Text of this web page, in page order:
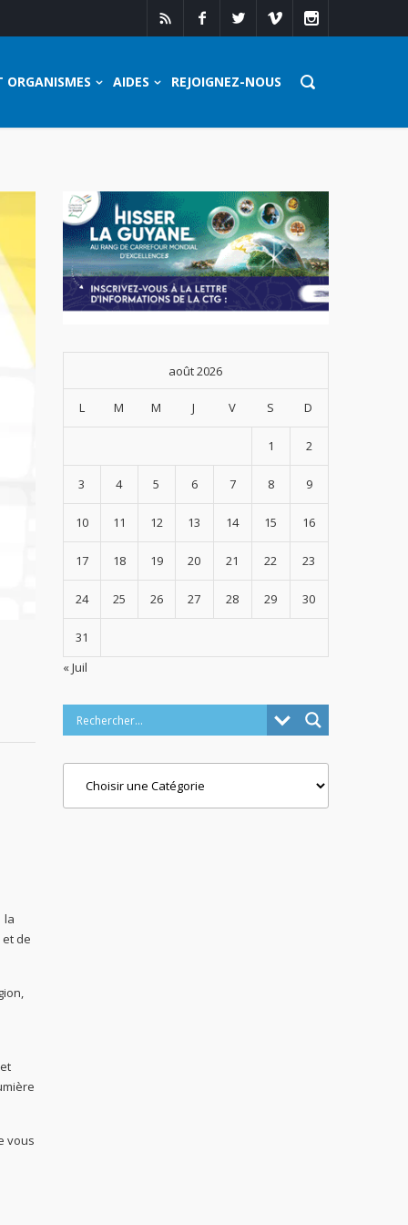
ORGANISMES AIDES REJOIGNEZ-NOUS
la
de
vous
août 2026
L M M J V S D
1 2
3 4 5 6 7 8 9
10 11 12 13 14 15 16
17 18 19 20 21 22 23
24 25 26 27 28 29 30
31
« Juil